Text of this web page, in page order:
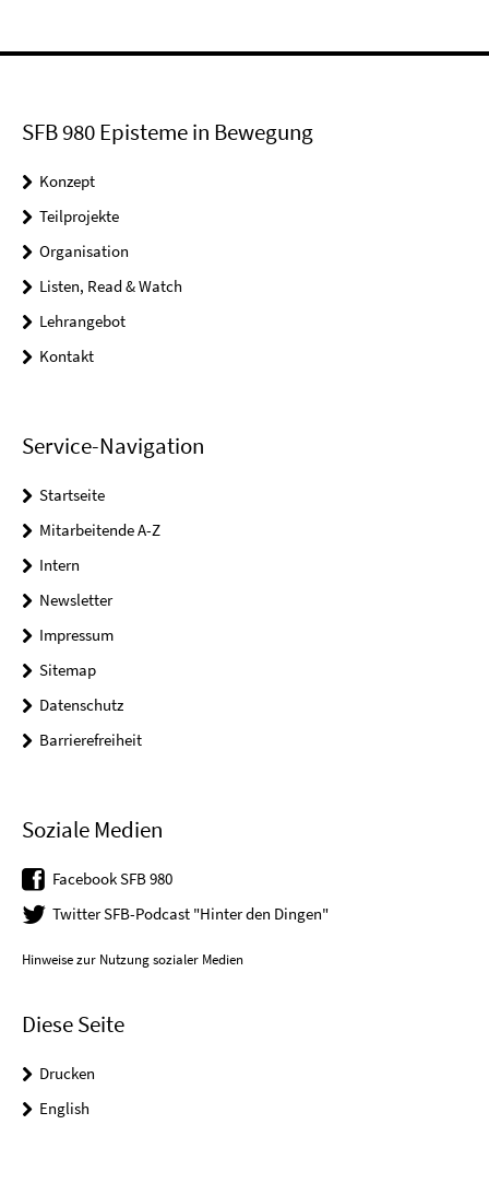
SFB 980 Episteme in Bewegung
Konzept
Teilprojekte
Organisation
Listen, Read & Watch
Lehrangebot
Kontakt
Service-Navigation
Startseite
Mitarbeitende A-Z
Intern
Newsletter
Impressum
Sitemap
Datenschutz
Barrierefreiheit
Soziale Medien
Facebook SFB 980
Twitter SFB-Podcast "Hinter den Dingen"
Hinweise zur Nutzung sozialer Medien
Diese Seite
Drucken
English